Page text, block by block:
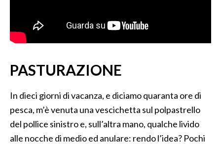
PASTURAZIONE
In dieci giorni di vacanza, e diciamo quaranta ore di
pesca, m’è venuta una vescichetta sul polpastrello
del pollice sinistro e, sull’altra mano, qualche livido
alle nocche di medio ed anulare: rendo l’idea? Pochi